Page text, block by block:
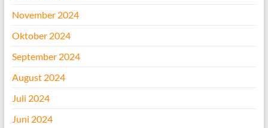
November 2024
Oktober 2024
September 2024
August 2024
Juli 2024
Juni 2024